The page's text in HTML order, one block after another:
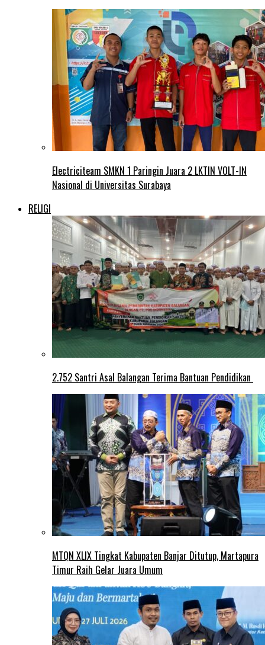
Electriciteam SMKN 1 Paringin Juara 2 LKTIN VOLT-IN
Nasional di Universitas Surabaya
RELIGI
2.752 Santri Asal Balangan Terima Bantuan Pendidikan
MTQN XLIX Tingkat Kabupaten Banjar Ditutup, Martapura
Timur Raih Gelar Juara Umum